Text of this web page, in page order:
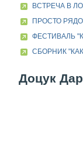
ВСТРЕЧА В
ПРОСТО
ФЕСТИВАЛЬ
СБОРНИК
Доцук